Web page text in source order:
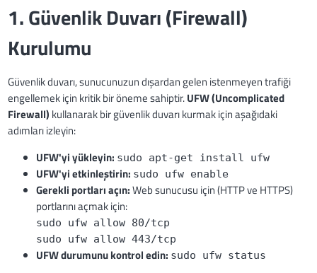
1. Güvenlik Duvarı (Firewall)
Kurulumu
Güvenlik duvarı, sunucunuzun dışardan gelen istenmeyen trafiği
engellemek için kritik bir öneme sahiptir.UFW (Uncomplicated
Firewall) kullanarak bir güvenlik duvarı kurmak için aşağıdaki
adımları izleyin:
UFW'yi yükleyin: sudo apt-get install ufw
UFW'yi etkinleştirin: sudo ufw enable
Gerekli portları açın:Web sunucusu için (HTTP ve HTTPS)
portlarını açmak için:
sudo ufw allow 80/tcp
sudo ufw allow 443/tcp
UFW durumunu kontrol edin: sudo ufw status